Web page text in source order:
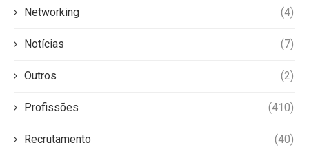
Networking (4)
Notícias (7)
Outros (2)
Profissões (410)
Recrutamento (40)